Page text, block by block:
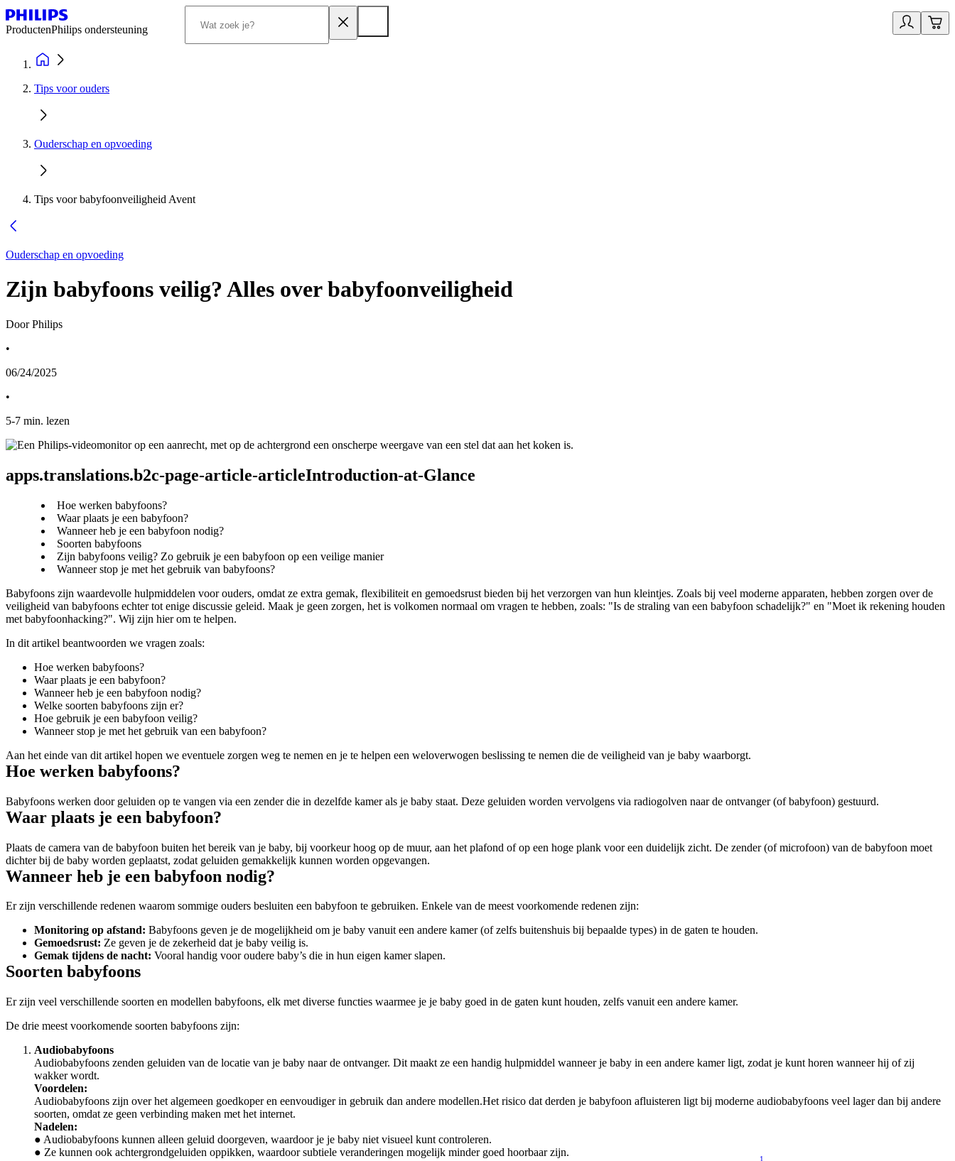
ProductenPhilips ondersteuning
Tips voor ouders
Ouderschap en opvoeding
Tips voor babyfoonveiligheid Avent
Ouderschap en opvoeding
Zijn babyfoons veilig? Alles over babyfoonveiligheid
Door Philips
•
06/24/2025
•
5-7 min. lezen
apps.translations.b2c-page-article-articleIntroduction-at-Glance
Hoe werken babyfoons?
Waar plaats je een babyfoon?
Wanneer heb je een babyfoon nodig?
Soorten babyfoons
Zijn babyfoons veilig? Zo gebruik je een babyfoon op een veilige manier
Wanneer stop je met het gebruik van babyfoons?
Babyfoons zijn waardevolle hulpmiddelen voor ouders, omdat ze extra gemak, flexibiliteit en gemoedsrust bieden bij het verzorgen van hun kleintjes. Zoals bij veel moderne apparaten, hebben zorgen over de
veiligheid van babyfoons echter tot enige discussie geleid. Maak je geen zorgen, het is volkomen normaal om vragen te hebben, zoals: "Is de straling van een babyfoon schadelijk?" en "Moet ik rekening houden
met babyfoonhacking?". Wij zijn hier om te helpen.
In dit artikel beantwoorden we vragen zoals:
Hoe werken babyfoons?
Waar plaats je een babyfoon?
Wanneer heb je een babyfoon nodig?
Welke soorten babyfoons zijn er?
Hoe gebruik je een babyfoon veilig?
Wanneer stop je met het gebruik van een babyfoon?
Aan het einde van dit artikel hopen we eventuele zorgen weg te nemen en je te helpen een weloverwogen beslissing te nemen die de veiligheid van je baby waarborgt.
Hoe werken babyfoons?
Babyfoons werken door geluiden op te vangen via een zender die in dezelfde kamer als je baby staat. Deze geluiden worden vervolgens via radiogolven naar de ontvanger (of babyfoon) gestuurd.
Waar plaats je een babyfoon?
Plaats de camera van de babyfoon buiten het bereik van je baby, bij voorkeur hoog op de muur, aan het plafond of op een hoge plank voor een duidelijk zicht. De zender (of microfoon) van de babyfoon moet
dichter bij de baby worden geplaatst, zodat geluiden gemakkelijk kunnen worden opgevangen.
Wanneer heb je een babyfoon nodig?
Er zijn verschillende redenen waarom sommige ouders besluiten een babyfoon te gebruiken. Enkele van de meest voorkomende redenen zijn:
Monitoring op afstand: Babyfoons geven je de mogelijkheid om je baby vanuit een andere kamer (of zelfs buitenshuis bij bepaalde types) in de gaten te houden.
Gemoedsrust: Ze geven je de zekerheid dat je baby veilig is.
Gemak tijdens de nacht: Vooral handig voor oudere baby’s die in hun eigen kamer slapen.
Soorten babyfoons
Er zijn veel verschillende soorten en modellen babyfoons, elk met diverse functies waarmee je je baby goed in de gaten kunt houden, zelfs vanuit een andere kamer.
De drie meest voorkomende soorten babyfoons zijn:
Audiobabyfoons
Audiobabyfoons zenden geluiden van de locatie van je baby naar de ontvanger. Dit maakt ze een handig hulpmiddel wanneer je baby in een andere kamer ligt, zodat je kunt horen wanneer hij of zij
wakker wordt.
Voordelen:
Audiobabyfoons zijn over het algemeen goedkoper en eenvoudiger in gebruik dan andere modellen.Het risico dat derden je babyfoon afluisteren ligt bij moderne audiobabyfoons veel lager dan bij andere
soorten, omdat ze geen verbinding maken met het internet.
Nadelen:
● Audiobabyfoons kunnen alleen geluid doorgeven, waardoor je je baby niet visueel kunt controleren.
● Ze kunnen ook achtergrondgeluiden oppikken, waardoor subtiele veranderingen mogelijk minder goed hoorbaar zijn.
1